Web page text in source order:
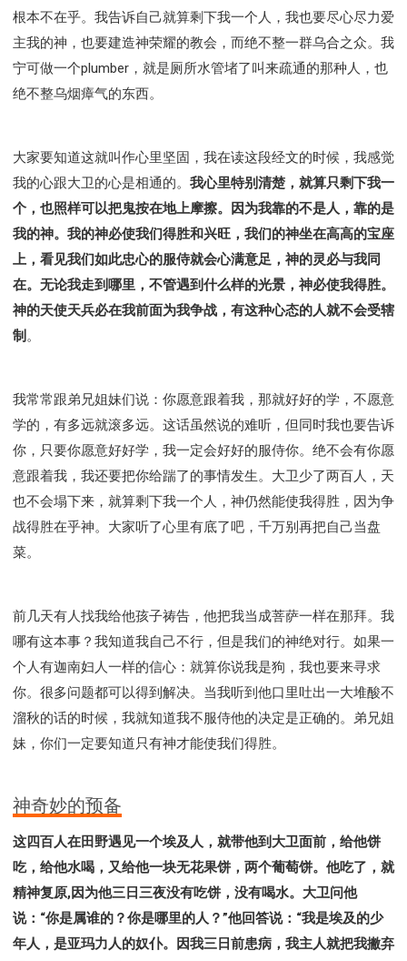
根本不在乎。我告诉自己就算剩下我一个人，我也要尽心尽力爱
主我的神，也要建造神荣耀的教会，而绝不整一群乌合之众。我
宁可做一个plumber，就是厕所水管堵了叫来疏通的那种人，也
绝不整乌烟瘴气的东西。
大家要知道这就叫作心里坚固，我在读这段经文的时候，我感觉
我的心跟大卫的心是相通的。 我心里特别清楚，就算只剩下我一
个，也照样可以把鬼按在地上摩擦。因为我靠的不是人，靠的是
我的神。我的神必使我们得胜和兴旺，我们的神坐在高高的宝座
上，看见我们如此忠心的服侍就会心满意足，神的灵必与我同
在。无论我走到哪里，不管遇到什么样的光景，神必使我得胜。
神的天使天兵必在我前面为我争战，有这种心态的人就不会受辖
制 。
我常常跟弟兄姐妹们说：你愿意跟着我，那就好好的学，不愿意
学的，有多远就滚多远。这话虽然说的难听，但同时我也要告诉
你，只要你愿意好好学，我一定会好好的服侍你。绝不会有你愿
意跟着我，我还要把你给踹了的事情发生。大卫少了两百人，天
也不会塌下来，就算剩下我一个人，神仍然能使我得胜，因为争
战得胜在乎神。大家听了心里有底了吧，千万别再把自己当盘
菜。
前几天有人找我给他孩子祷告，他把我当成菩萨一样在那拜。我
哪有这本事？我知道我自己不行，但是我们的神绝对行。如果一
个人有迦南妇人一样的信心：就算你说我是狗，我也要来寻求
你。很多问题都可以得到解决。当我听到他口里吐出一大堆酸不
溜秋的话的时候，我就知道我不服侍他的决定是正确的。弟兄姐
妹，你们一定要知道只有神才能使我们得胜。
神奇妙的预备
这四百人在田野遇见一个埃及人，就带他到大卫面前，给他饼
吃，给他水喝，又给他一块无花果饼，两个葡萄饼。他吃了，就
精神复原,因为他三日三夜没有吃饼，没有喝水。大卫问他
说：“你是属谁的？你是哪里的人？”他回答说：“我是埃及的少
年人，是亚玛力人的奴仆。因我三日前患病，我主人就把我撇弃